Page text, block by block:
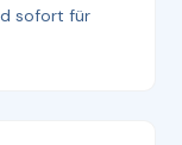
sofort für